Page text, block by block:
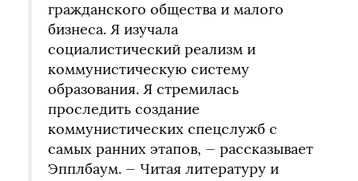
гражданского общества и малого
бизнеса. Я изучала
социалистический реализм и
коммунистическую систему
образования. Я стремилась
проследить создание
коммунистических спецслужб с
самых ранних этапов, — рассказывает
Эпплбаум. — Читая литературу и